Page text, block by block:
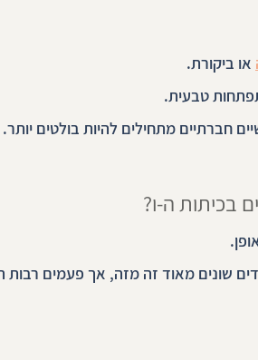
או ביקורת.
טבעית.
חברתיים מתחילים להיות בולטים יותר.
בכיתות ה-ו?
שונים מאוד זה מזה, אך פעמים